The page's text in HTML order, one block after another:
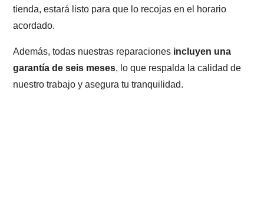
tienda, estará listo para que lo recojas en el horario
acordado.
Además, todas nuestras reparaciones incluyen una
garantía de seis meses, lo que respalda la calidad de
nuestro trabajo y asegura tu tranquilidad.